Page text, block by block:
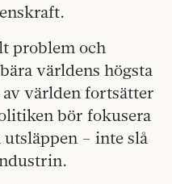
problem och
världens högsta
världen fortsätter
bör fokusera
– inte slå